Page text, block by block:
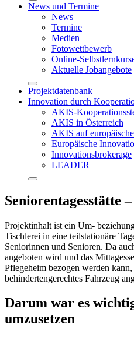
News und Termine
News
Termine
Medien
Fotowettbewerb
Online-
Aktuelle Jobangebote
Projektdatenbank
Innovation durch
AKIS-
AKIS in Österreich
AKIS auf
Europäische
Innovationsbrokerage
LEADER
Seniorentagesstätte
Projektinhalt ist ein Um-
Tischlerei in eine teilstationäre
Seniorinnen und Senioren. Da
angeboten wird und das
Pflegeheim bezogen werden
behindertengerechtes Fahrzeug
Darum war es
umzusetzen